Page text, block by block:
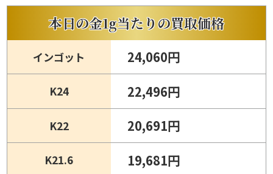
本日の金1g当たりの買取価格
インゴット 24,060円
K24 22,496円
K22 20,691円
K21.6 19,681円